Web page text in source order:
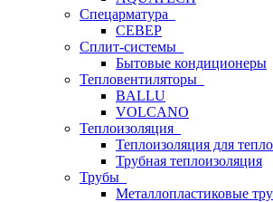
Спецарматура
СЕВЕР
Сплит-системы
Бытовые кондиционеры
Тепловентиляторы
BALLU
VOLCANO
Теплоизоляция
Теплоизоляция для
Трубная теплоизоляция
Трубы
Металлопластиковые